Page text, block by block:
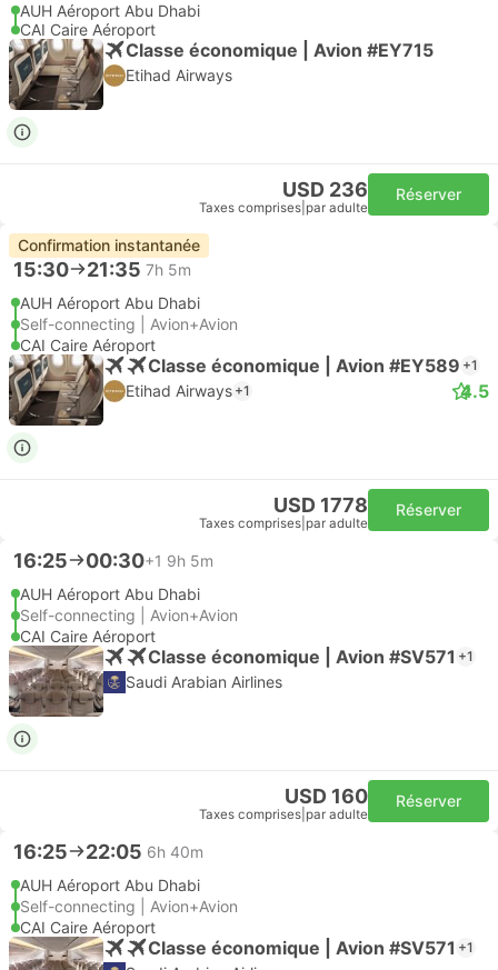
AUH Aéroport Abu Dhabi
CAI Caire Aéroport
Classe économique | Avion #EY715
Etihad Airways
USD 236
Taxes comprises par adulte
Réserver
Confirmation instantanée
15:30 21:35 7h 5m
AUH Aéroport Abu Dhabi
Self-connecting | Avion+Avion
CAI Caire Aéroport
Classe économique | Avion #EY589 +1
Etihad Airways +1 4.5
USD 1778
Taxes comprises par adulte
Réserver
16:25 00:30+1 9h 5m
AUH Aéroport Abu Dhabi
Self-connecting | Avion+Avion
CAI Caire Aéroport
Classe économique | Avion #SV571 +1
Saudi Arabian Airlines
USD 160
Taxes comprises par adulte
Réserver
16:25 22:05 6h 40m
AUH Aéroport Abu Dhabi
Self-connecting | Avion+Avion
CAI Caire Aéroport
Classe économique | Avion #SV571 +1